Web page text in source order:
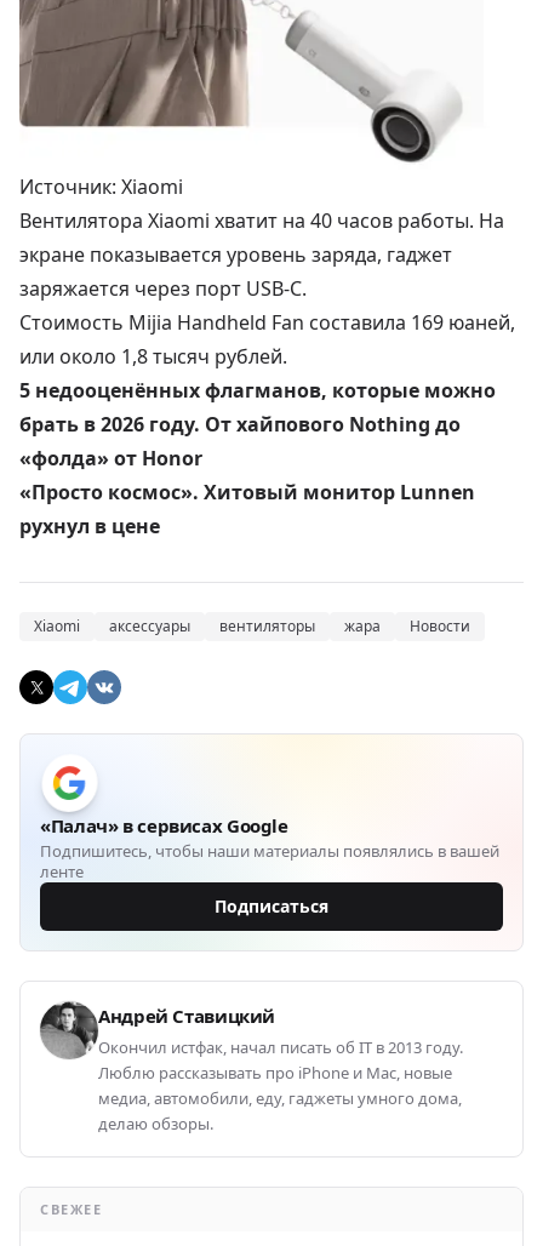
Источник: Xiaomi
Вентилятора Xiaomi хватит на 40 часов работы. На
экране показывается уровень заряда, гаджет
заряжается через порт USB-C.
Стоимость Mijia Handheld Fan составила 169 юаней,
или около 1,8 тысяч рублей.
5 недооценённых флагманов, которые можно
брать в 2026 году. От хайпового Nothing до
«фолда» от Honor
«Просто космос». Хитовый монитор Lunnen
рухнул в цене
Xiaomi аксессуары вентиляторы жара Новости
«Палач» в сервисах Google
Подпишитесь, чтобы наши материалы появлялись в вашей
ленте
Подписаться
Андрей Ставицкий
Окончил истфак, начал писать об IT в 2013 году.
Люблю рассказывать про iPhone и Mac, новые
медиа, автомобили, еду, гаджеты умного дома,
делаю обзоры.
СВЕЖЕЕ